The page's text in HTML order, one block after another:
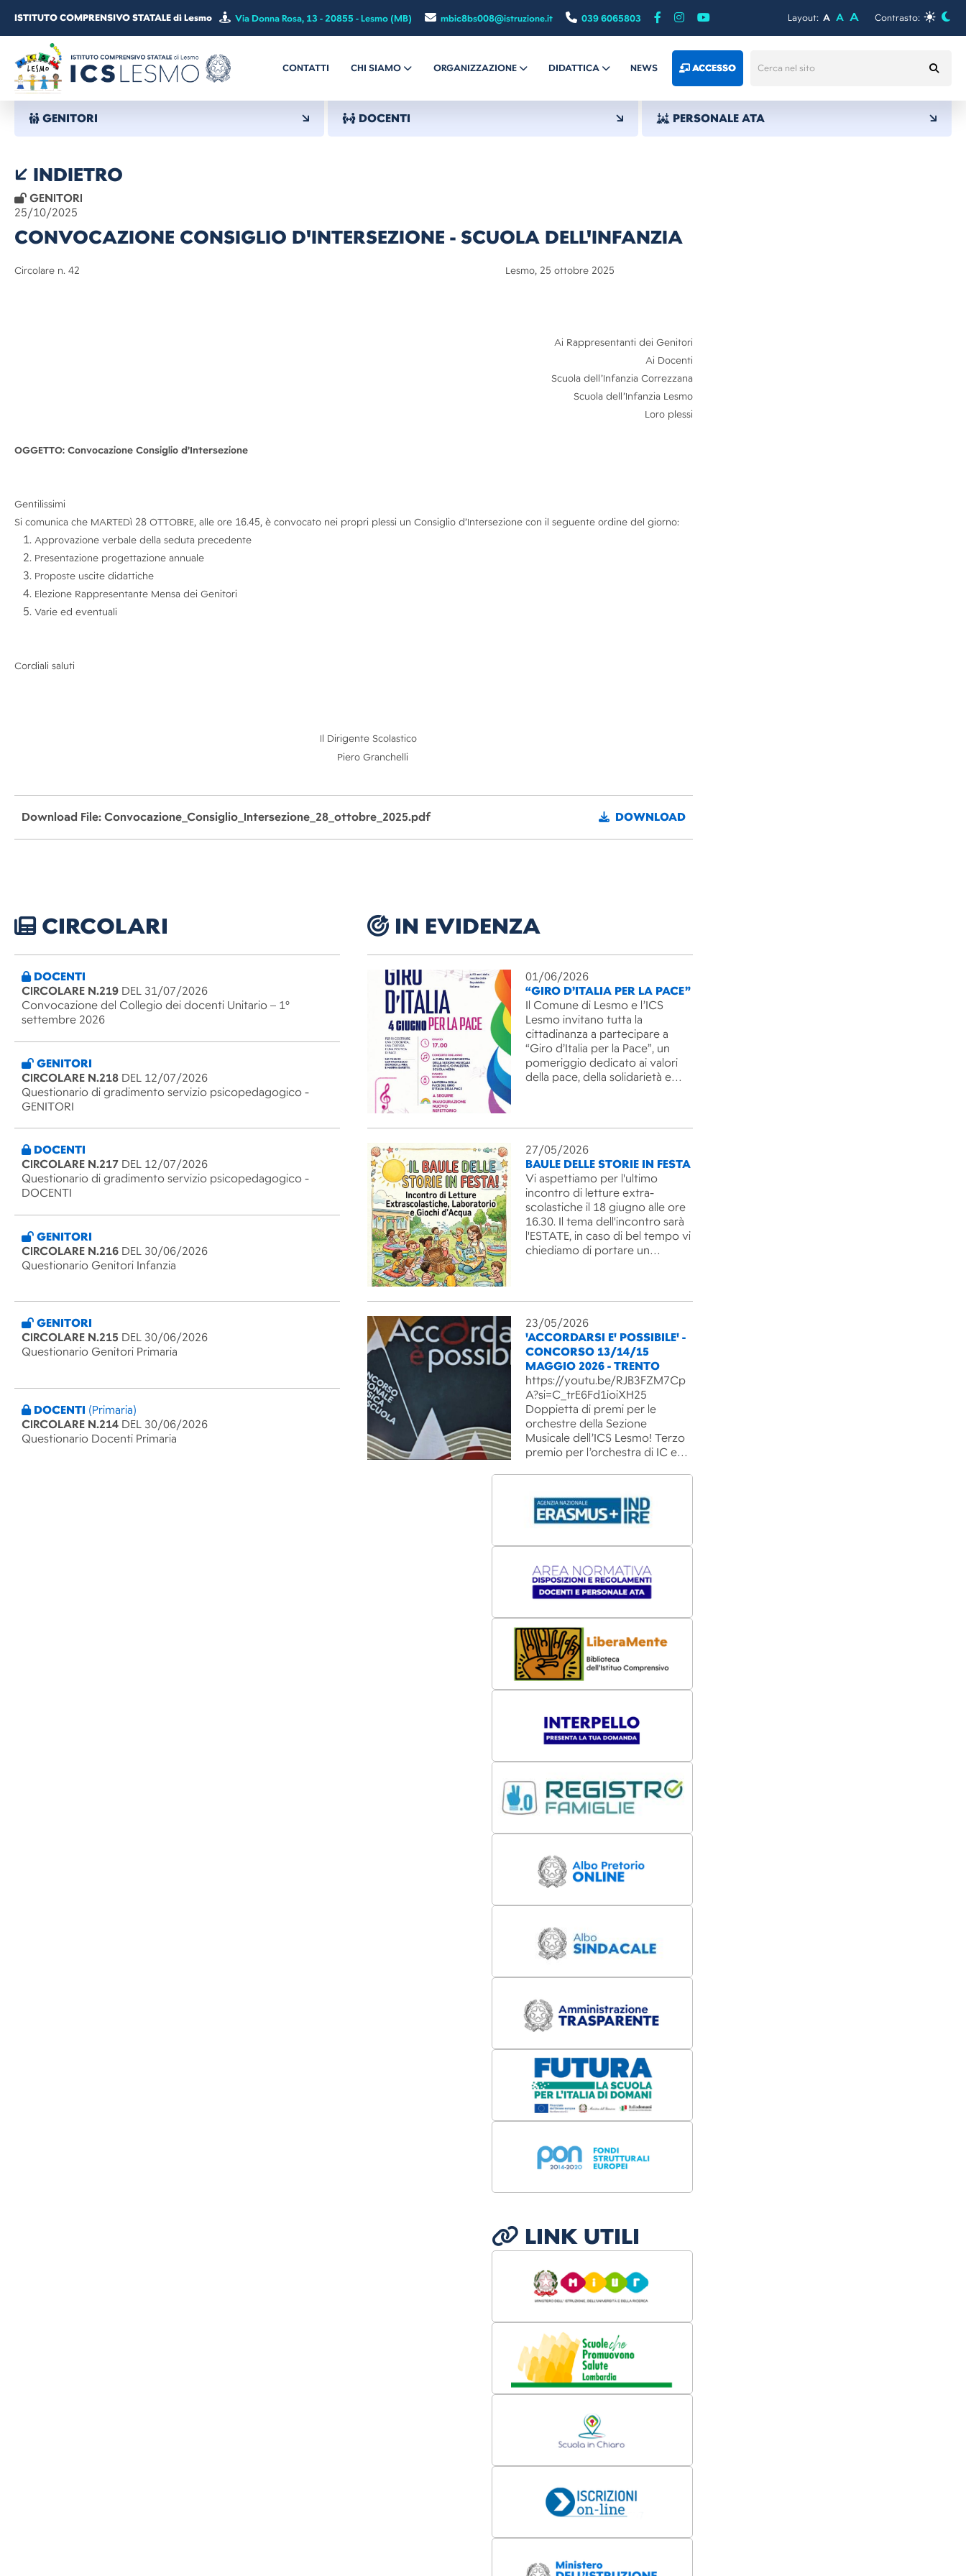
ISTITUTO COMPRENSIVO STATALE di Lesmo Via Donna Rosa, 13 - 20855 - Lesmo (MB) mbic8bs008@istruzione.it 039 6065803 Layout: A A A Contrasto:
CONTATTI CHI SIAMO ORGANIZZAZIONE DIDATTICA NEWS ACCESSO
GENITORI DOCENTI PERSONALE ATA
INDIETRO
GENITORI
25/10/2025
CONVOCAZIONE CONSIGLIO D'INTERSEZIONE - SCUOLA DELL'INFANZIA
Circolare n. 42 Lesmo, 25 ottobre 2025
Ai Rappresentanti dei Genitori
Ai Docenti
Scuola dell’Infanzia Correzzana
Scuola dell’Infanzia Lesmo
Loro plessi
OGGETTO: Convocazione Consiglio d’Intersezione
Gentilissimi
Si comunica che MARTEDì 28 OTTOBRE, alle ore 16.45, è convocato nei propri plessi un Consiglio d’Intersezione con il seguente ordine del giorno:
Approvazione verbale della seduta precedente
Presentazione progettazione annuale
Proposte uscite didattiche
Elezione Rappresentante Mensa dei Genitori
Varie ed eventuali
Cordiali saluti
Il Dirigente Scolastico
Piero Granchelli
Download File: Convocazione_Consiglio_Intersezione_28_ottobre_2025.pdf DOWNLOAD
CIRCOLARI
DOCENTI
CIRCOLARE N.219 DEL 31/07/2026
Convocazione del Collegio dei docenti Unitario – 1°
settembre 2026
GENITORI
CIRCOLARE N.218 DEL 12/07/2026
Questionario di gradimento servizio psicopedagogico -
GENITORI
DOCENTI
CIRCOLARE N.217 DEL 12/07/2026
Questionario di gradimento servizio psicopedagogico -
DOCENTI
GENITORI
CIRCOLARE N.216 DEL 30/06/2026
Questionario Genitori Infanzia
GENITORI
CIRCOLARE N.215 DEL 30/06/2026
Questionario Genitori Primaria
DOCENTI (Primaria)
CIRCOLARE N.214 DEL 30/06/2026
Questionario Docenti Primaria
IN EVIDENZA
01/06/2026
“GIRO D’ITALIA PER LA PACE”
Il Comune di Lesmo e l’ICS
Lesmo invitano tutta la
cittadinanza a partecipare a
“Giro d’Italia per la Pace”, un
pomeriggio dedicato ai valori
della pace, della solidarietà e…
27/05/2026
BAULE DELLE STORIE IN FESTA
Vi aspettiamo per l'ultimo
incontro di letture extra-
scolastiche il 18 giugno alle ore
16.30. Il tema dell'incontro sarà
l'ESTATE, in caso di bel tempo vi
chiediamo di portare un…
23/05/2026
'ACCORDARSI E' POSSIBILE' -
CONCORSO 13/14/15
MAGGIO 2026 - TRENTO
https://youtu.be/RJB3FZM7Cp
A?si=C_trE6Fd1ioiXH25
Doppietta di premi per le
orchestre della Sezione
Musicale dell’ICS Lesmo! Terzo
premio per l’orchestra di IC e…
LINK UTILI